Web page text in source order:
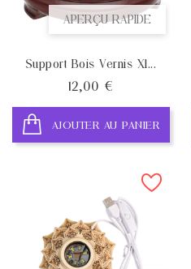
APERÇU RAPIDE
Support Bois Vernis Xl...
12,00 €
AJOUTER AU PANIER